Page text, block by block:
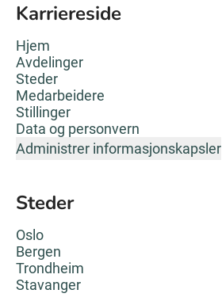
Karriereside
Hjem
Avdelinger
Steder
Medarbeidere
Stillinger
Data og personvern
Administrer informasjonskapsler
Steder
Oslo
Bergen
Trondheim
Stavanger